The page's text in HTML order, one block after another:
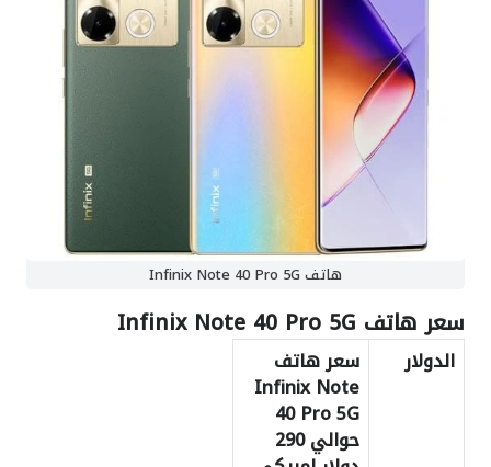
هاتف Infinix Note 40 Pro 5G
سعر هاتف Infinix Note 40 Pro 5G
الدولار سعر هاتف
Infinix Note
40 Pro 5G
حوالي 290